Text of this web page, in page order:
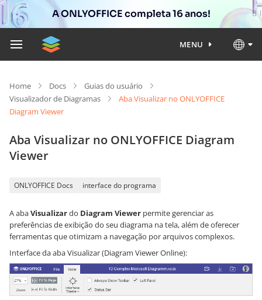
A ONLYOFFICE completa 16 anos!
MENU
Home Docs
Guias do usuário
Visualizador de Diagramas
Aba Visualizar no ONLYOFFICE
Diagram Viewer
Aba Visualizar no ONLYOFFICE Diagram
Viewer
ONLYOFFICE Docs interface do programa
A abaVisualizardo Diagram Viewer permite gerenciar as
preferências de exibição do seu diagrama na tela, além de oferecer
ferramentas que otimizam a navegação por arquivos complexos.
Interface da aba Visualizar (Diagram Viewer Online):